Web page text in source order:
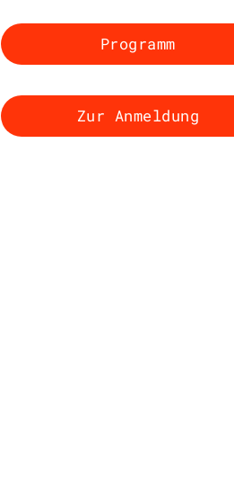
Programm
Zur Anmeldung